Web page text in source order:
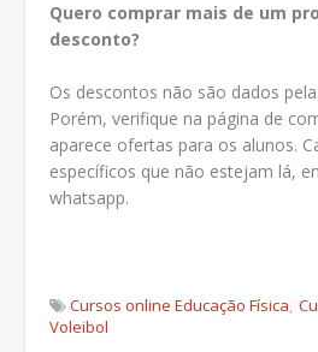
Quero comprar mais de um
desconto?
Os descontos não são dados
Porém, verifique na página de
aparece ofertas para os alunos.
específicos que não estejam lá,
whatsapp.
Cursos online Educação Física
Voleibol